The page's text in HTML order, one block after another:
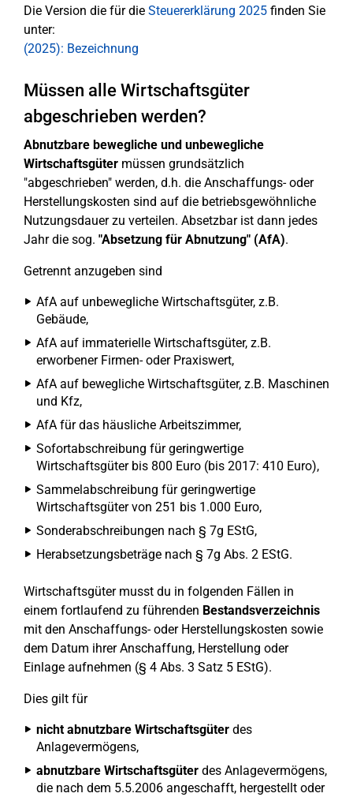
Die Version die für die Steuererklärung 2025 finden Sie
unter:
(2025): Bezeichnung
Müssen alle Wirtschaftsgüter
abgeschrieben werden?
Abnutzbare bewegliche und unbewegliche
Wirtschaftsgüter müssen grundsätzlich
"abgeschrieben" werden, d.h. die Anschaffungs- oder
Herstellungskosten sind auf die betriebsgewöhnliche
Nutzungsdauer zu verteilen. Absetzbar ist dann jedes
Jahr die sog. "Absetzung für Abnutzung" (AfA).
Getrennt anzugeben sind
AfA auf unbewegliche Wirtschaftsgüter, z.B.
Gebäude,
AfA auf immaterielle Wirtschaftsgüter, z.B.
erworbener Firmen- oder Praxiswert,
AfA auf bewegliche Wirtschaftsgüter, z.B. Maschinen
und Kfz,
AfA für das häusliche Arbeitszimmer,
Sofortabschreibung für geringwertige
Wirtschaftsgüter bis 800 Euro (bis 2017: 410 Euro),
Sammelabschreibung für geringwertige
Wirtschaftsgüter von 251 bis 1.000 Euro,
Sonderabschreibungen nach § 7g EStG,
Herabsetzungsbeträge nach § 7g Abs. 2 EStG.
Wirtschaftsgüter musst du in folgenden Fällen in
einem fortlaufend zu führenden Bestandsverzeichnis
mit den Anschaffungs- oder Herstellungskosten sowie
dem Datum ihrer Anschaffung, Herstellung oder
Einlage aufnehmen (§ 4 Abs. 3 Satz 5 EStG).
Dies gilt für
nicht abnutzbare Wirtschaftsgüter des
Anlagevermögens,
abnutzbare Wirtschaftsgüter des Anlagevermögens,
die nach dem 5.5.2006 angeschafft, hergestellt oder